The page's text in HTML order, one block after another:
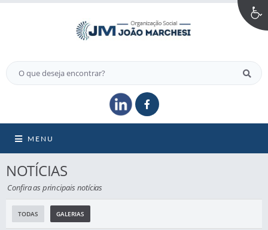
MENU
NOTÍCIAS
Confira as principais notícias
TODAS GALERIAS